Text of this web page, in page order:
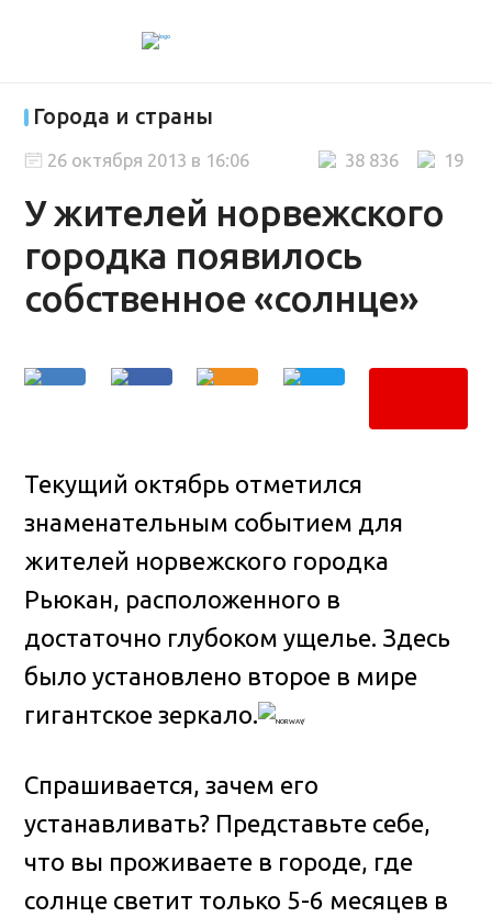
Города и страны
У жителей норвежского
городка появилось
собственное «солнце»
19
38 836
26 октября 2013 в 16:06
Текущий октябрь отметился
знаменательным событием для
жителей норвежского городка
Рьюкан, расположенного в
достаточно глубоком ущелье. Здесь
было установлено второе в мире
гигантское зеркало.
Спрашивается, зачем его
устанавливать? Представьте себе,
что вы проживаете в городе, где
солнце светит только 5-6 месяцев в